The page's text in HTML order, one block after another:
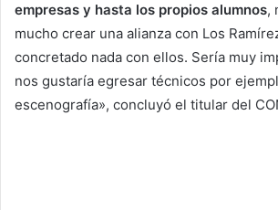
empresas y hasta los propios alumnos,
mucho crear una alianza con Los
concretado nada con ellos. Sería muy
nos gustaría egresar técnicos por
escenografía», concluyó el titular del